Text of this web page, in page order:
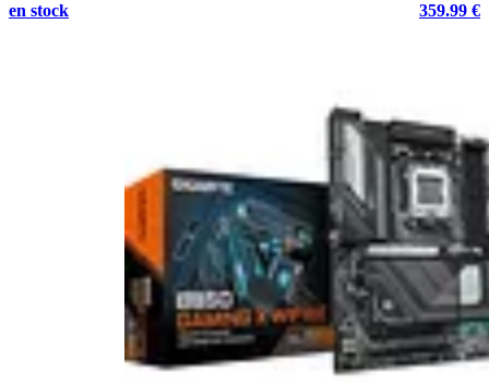
en stock
359.99 €